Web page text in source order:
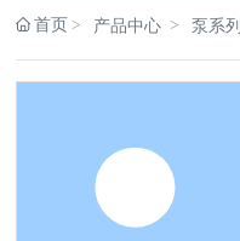
首页 产品中心 泵系列